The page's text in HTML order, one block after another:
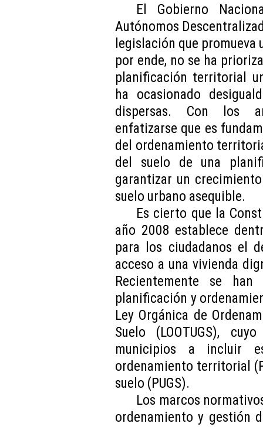
El Gobierno
Autónomos
legislación que promueva
por ende, no se ha
planificación territorial
ha ocasionado
dispersas. Con los
enfatizarse que es
del ordenamiento
del suelo de una
garantizar un
suelo urbano asequible.
Es cierto que la
año 2008 establece
para los ciudadanos el
acceso a una vivienda
Recientemente se
planificación y
Ley Orgánica de
Suelo (LOOTUGS),
municipios a incluir
ordenamiento territorial
suelo (PUGS).
Los marcos
ordenamiento y gestión